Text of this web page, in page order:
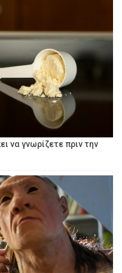
να γνωρίζετε πριν την